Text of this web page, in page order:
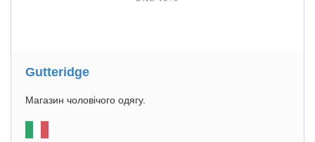
Gutteridge
Магазин чоловічого одягу.